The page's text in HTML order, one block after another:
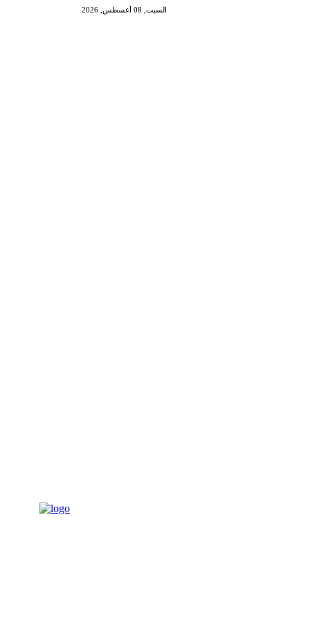
السبت, 08 أغسطس, 2026